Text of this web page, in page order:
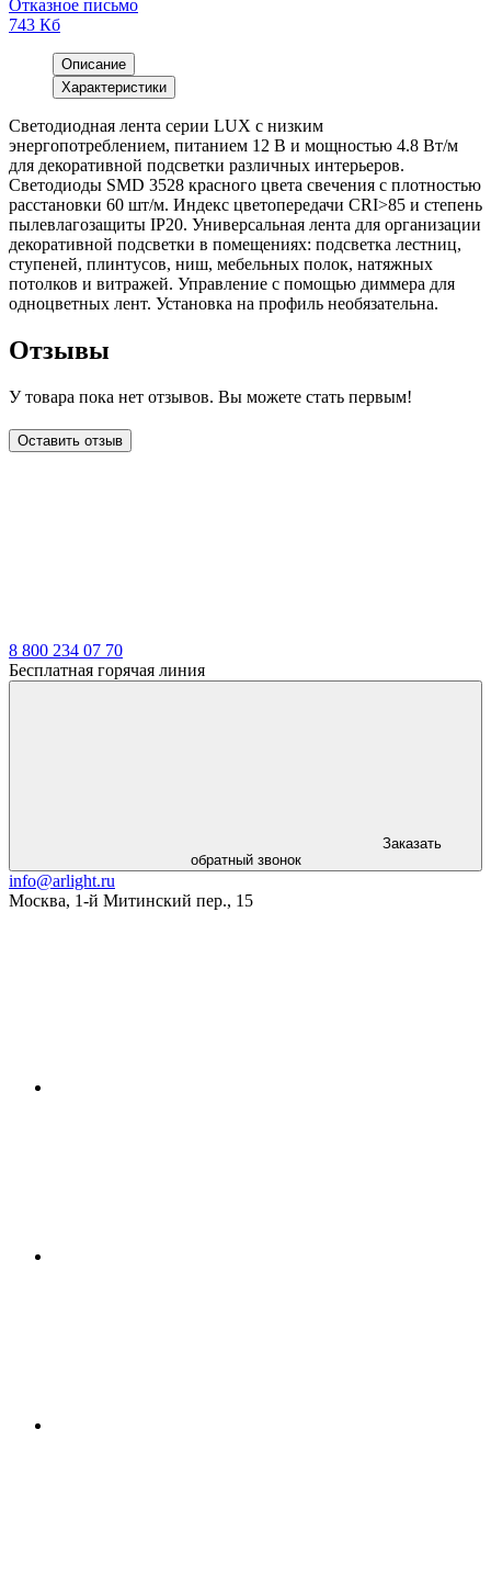
Отказное письмо
743 Кб
Описание
Характеристики
Светодиодная лента серии LUX с низким
энергопотреблением, питанием 12 В и мощностью 4.8 Вт/м
для декоративной подсветки различных интерьеров.
Светодиоды SMD 3528 красного цвета свечения с плотностью
расстановки 60 шт/м. Индекс цветопередачи CRI>85 и степень
пылевлагозащиты IP20. Универсальная лента для организации
декоративной подсветки в помещениях: подсветка лестниц,
ступеней, плинтусов, ниш, мебельных полок, натяжных
потолков и витражей. Управление с помощью диммера для
одноцветных лент. Установка на профиль необязательна.
Отзывы
У товара пока нет отзывов. Вы можете стать первым!
Оставить отзыв
8 800 234 07 70
Бесплатная горячая линия
Заказать
обратный звонок
info@arlight.ru
Москва, 1-й Митинский пер., 15